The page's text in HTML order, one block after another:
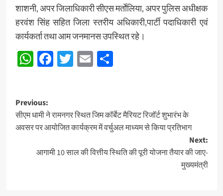
शाशनी, अपर जिलाधिकारी सीएस मर्ताेलिया, अपर पुलिस अधीक्षक
हरवंश सिंह सहित जिला स्तरीय अधिकारी,पार्टी पदाधिकारी एवं
कार्यकर्ता तथा आम जनमानस उपस्थित रहे।
WhatsApp
Facebook
Twitter
EmailShare
Post
navigation
Previous:
सीएम धामी ने रामनगर स्थित जिम कॉर्बेट मैरियट रिजॉर्ट शुभारंभ के
अवसर पर आयोजित कार्यक्रम में वर्चुअल माध्यम से किया प्रतिभाग
Next:
आगामी 10 साल की वित्तीय स्थिति की पूरी योजना तैयार की जाए-
मुख्यमंत्री